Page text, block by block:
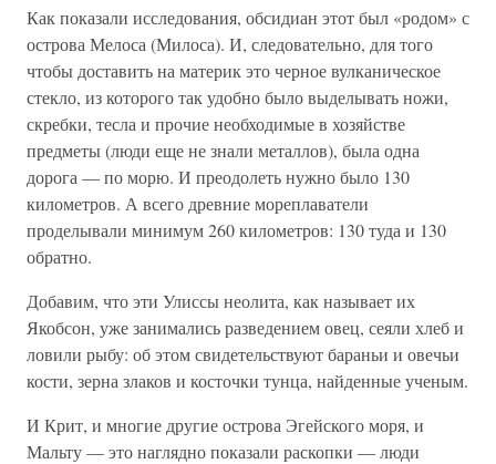
Как показали исследования, обсидиан этот был «родом» с
острова Мелоса (Милоса). И, следовательно, для того
чтобы доставить на материк это черное вулканическое
стекло, из которого так удобно было выделывать ножи,
скребки, тесла и прочие необходимые в хозяйстве
предметы (люди еще не знали металлов), была одна
дорога — по морю. И преодолеть нужно было 130
километров. А всего древние мореплаватели
проделывали минимум 260 километров: 130 туда и 130
обратно.
Добавим, что эти Улиссы неолита, как называет их
Якобсон, уже занимались разведением овец, сеяли хлеб и
ловили рыбу: об этом свидетельствуют бараньи и овечьи
кости, зерна злаков и косточки тунца, найденные ученым.
И Крит, и многие другие острова Эгейского моря, и
Мальту — это наглядно показали раскопки — люди